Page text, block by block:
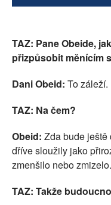
TAZ: Pane Obeide,
přizpůsobit měnícím
Dani Obeid: To záleží.
TAZ: Na čem?
Obeid: Zda bude ještě
dříve sloužily jako
zmenšilo nebo zmizelo.
TAZ: Takže